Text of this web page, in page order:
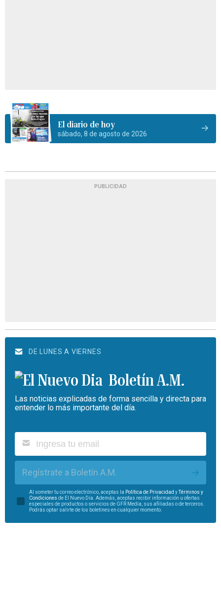
El diario de hoy
sábado, 8 de agosto de 2026
PUBLICIDAD
DE LUNES A VIERNES
Boletín A.M.
Las noticias explicadas de forma sencilla y directa para
entender lo más importante del día.
Regístrate a Boletín A.M.
Al someter tu correo electrónico, aceptas la Política de Privacidad yTérminos y
Condiciones de El Nuevo Día. Además, aceptas recibir información u ofertas
especiales de productos o servicios de GFR Media, sus afiliadas o de terceros.
Podrás optar salirte de los boletines en cualquier momento.